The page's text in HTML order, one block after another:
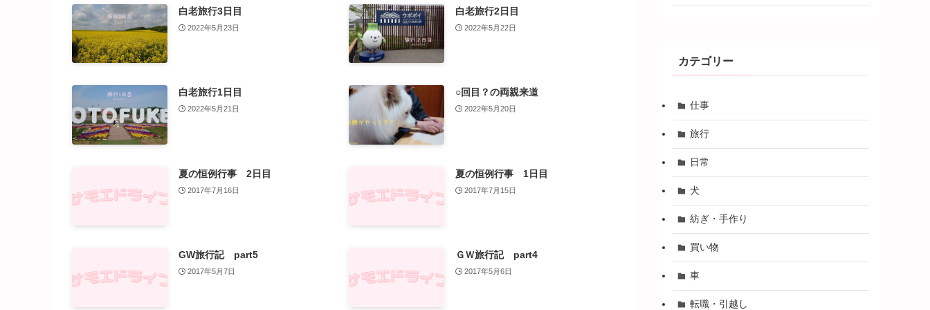
白老旅行3日目
2022年5月23日
白老旅行2日目
2022年5月22日
白老旅行1日目
2022年5月21日
○回目？の両親来道
2022年5月20日
夏の恒例行事 2日目
2017年7月16日
夏の恒例行事 1日目
2017年7月15日
GW旅行記 part5
2017年5月7日
ＧＷ旅行記 part4
2017年5月6日
カテゴリー
仕事
旅行
日常
犬
紡ぎ・手作り
買い物
車
転職・引越し